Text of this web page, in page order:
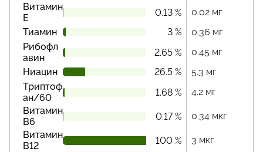
Витамин
Е
0.13 %
0.02 мг
Тиамин
3 %
0.36 мг
Рибофл
авин
2.65 %
0.45 мг
Ниацин
26.5 %
5.3 мг
Триптоф
ан/60
1.68 %
4.2 мг
Витамин
В6
0.17 %
0.34 мкг
Витамин
В12
100 %
3 мкг